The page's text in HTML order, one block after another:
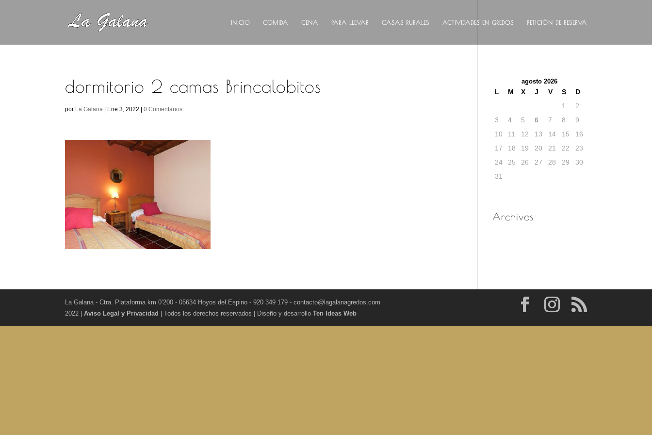
INICIO COMIDA CENA PARA LLEVAR CASAS RURALES ACTIVIDADES EN GREDOS PETICIÓN DE RESERVA
dormitorio 2 camas Brincalobitos
por La Galana Ene 3, 2022 |0 Comentarios
agosto 2026
L M X J V S
D
1
2
3
4 5 6 7 8
9
10
11 12 13 14 15
16
17
18 19 20 21 22
23
24
25 26 27 28 29
30
31
Archivos
La Galana - Ctra. Plataforma km 0’200 - 05634 Hoyos del Espino - 920 349 179 - contacto@lagalanagredos.com
2022 |Aviso Legal y Privacidad | Todos los derechos reservados | Diseño y desarrolloTen Ideas Web